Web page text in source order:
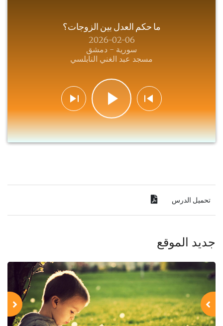
ما حكم العدل بين الزوجات؟
2026-02-06
سورية - دمشق
مسجد عبد الغني النابلسي
تحميل الدرس
جديد الموقع